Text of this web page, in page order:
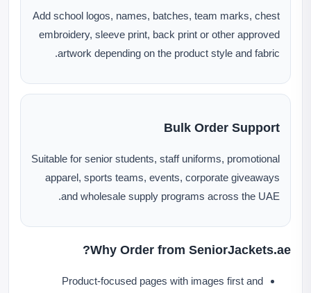
Add school logos, names, batches, team marks, chest
embroidery, sleeve print, back print or other approved
artwork depending on the product style and fabric.
Bulk Order Support
Suitable for senior students, staff uniforms, promotional
apparel, sports teams, events, corporate giveaways
and wholesale supply programs across the UAE.
Why Order from SeniorJackets.ae?
Product-focused pages with images first and